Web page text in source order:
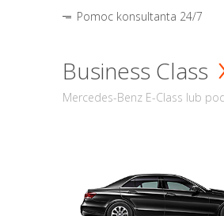
Pomoc konsultanta 24/7
Business Class
Mercedes-Benz E-Class lub